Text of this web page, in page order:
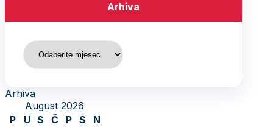
Arhiva
Arhiva
Arhiva
August 2026
P
U S Č P S
N